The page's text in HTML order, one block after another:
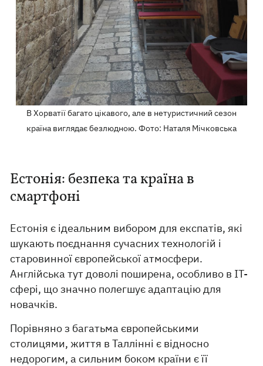
В Хорватії багато цікавого, але в нетуристичний сезон
країна виглядає безлюдною. Фото: Наталя Мічковська
Естонія: безпека та країна в
смартфоні
Естонія є ідеальним вибором для експатів, які
шукають поєднання сучасних технологій і
старовинної європейської атмосфери.
Англійська тут доволі поширена, особливо в IT-
сфері, що значно полегшує адаптацію для
новачків.
Порівняно з багатьма європейськими
столицями, життя в Таллінні є відносно
недорогим, а сильним боком країни є її